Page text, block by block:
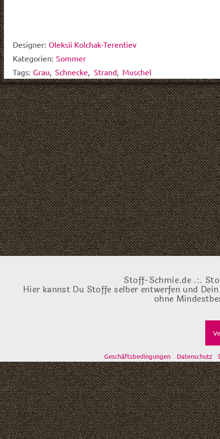
Designer: Oleksii Kolchak-Terentiev
Kategorien: Sommer
Tags: Grau Schnecke Strand, Muschel
Stoff-Schmie.de .:.
Hier kannst Du Stoffe selber entwerfen und
ohne
Geschäftsbedingungen Datenschutz